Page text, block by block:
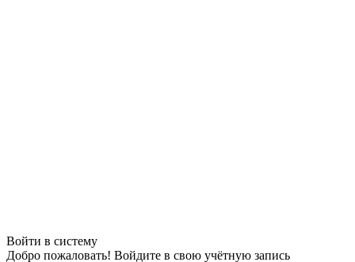
Войти в систему
Добро пожаловать! Войдите в свою учётную запись